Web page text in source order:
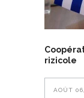
rizicole
AOÛT